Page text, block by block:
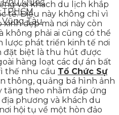
Vũng Tàu
với khách du lịch khắp
tế. Điều này không chỉ vì
đẹp mà nơi này còn
không phải ai cũng có thể
lược phát triển kinh tế nơi
đặt biệt là thu hút được
hàng loạt các dự án bất
thế nhu cầu Tổ Chức Sự
thông, quảng bá hình ảnh
tăng theo nhằm đáp ứng
phương và khách du
hội tụ về một hòn đảo